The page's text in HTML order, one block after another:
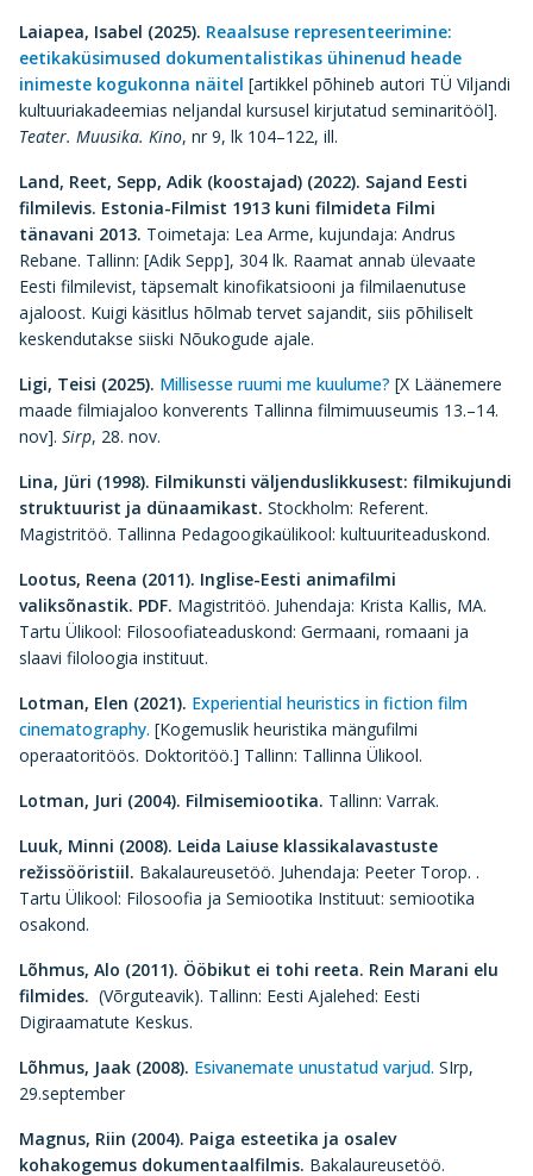
Laiapea, Isabel (2025). Reaalsuse representeerimine:
eetikaküsimused dokumentalistikas ühinenud heade
inimeste kogukonna näitel [artikkel põhineb autori TÜ Viljandi
kultuuriakadeemias neljandal kursusel kirjutatud seminaritööl].
Teater. Muusika. Kino, nr 9, lk 104–122, ill.
Land, Reet, Sepp, Adik (koostajad) (2022). Sajand Eesti
filmilevis. Estonia-Filmist 1913 kuni filmideta Filmi
tänavani 2013. Toimetaja: Lea Arme, kujundaja: Andrus
Rebane. Tallinn: [Adik Sepp], 304 lk. Raamat annab ülevaate
Eesti filmilevist, täpsemalt kinofikatsiooni ja filmilaenutuse
ajaloost. Kuigi käsitlus hõlmab tervet sajandit, siis põhiliselt
keskendutakse siiski Nõukogude ajale.
Ligi, Teisi (2025). Millisesse ruumi me kuulume? [X Läänemere
maade filmiajaloo konverents Tallinna filmimuuseumis 13.–14.
nov]. Sirp, 28. nov.
Lina, Jüri (1998). Filmikunsti väljenduslikkusest: filmikujundi
struktuurist ja dünaamikast. Stockholm: Referent.
Magistritöö. Tallinna Pedagoogikaülikool: kultuuriteaduskond.
Lootus, Reena (2011). Inglise-Eesti animafilmi
valiksõnastik. PDF. Magistritöö. Juhendaja: Krista Kallis, MA.
Tartu Ülikool: Filosoofiateaduskond: Germaani, romaani ja
slaavi filoloogia instituut.
Lotman, Elen (2021). Experiential heuristics in fiction film
cinematography. [Kogemuslik heuristika mängufilmi
operaatoritöös. Doktoritöö.] Tallinn: Tallinna Ülikool.
Lotman, Juri (2004). Filmisemiootika. Tallinn: Varrak.
Luuk, Minni (2008). Leida Laiuse klassikalavastuste
režissööristiil. Bakalaureusetöö. Juhendaja: Peeter Torop. .
Tartu Ülikool: Filosoofia ja Semiootika Instituut: semiootika
osakond.
Lõhmus, Alo (2011). Ööbikut ei tohi reeta. Rein Marani elu
filmides. (Võrguteavik). Tallinn: Eesti Ajalehed: Eesti
Digiraamatute Keskus.
Lõhmus, Jaak (2008). Esivanemate unustatud varjud. SIrp,
29.september
Magnus, Riin (2004). Paiga esteetika ja osalev
kohakogemus dokumentaalfilmis. Bakalaureusetöö.